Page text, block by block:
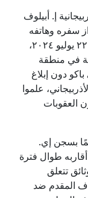
إ. أبيلوف
صودر جواز سفره وهاتفه
في مطار باكو، ومُنع من مغادرة البلاد. وفي ٢٢ يوليو ٢٠٢٤،
في منطقة
دون إبلاغ
علموا
العقوبات
حكمًا بسجن إي.
طوال فترة
تتعلق
المقدم ضد